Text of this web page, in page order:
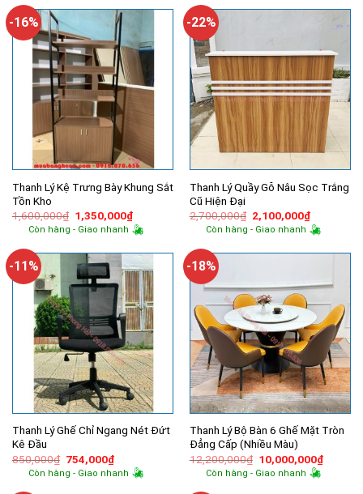
300,000₫.
-16%
Thanh Lý Kệ Trưng Bày Khung Sắt
Tồn Kho
1,600,000₫ Giá
gốc
là:
1,350,000₫Giá
hiện
tại
1,350,000₫.
Còn hàng - Giao nhanh
-22%
Thanh Lý Quầy Gỗ Nâu Sọc Trắng
Cũ Hiện Đại
2,700,000₫ Giá
gốc
là:
2,100,000₫Giá
hiện
tại
Còn hàng - Giao nhanh
-11%
Thanh Lý Ghế Chỉ Ngang Nét Đứt
Kê Đầu
850,000₫ Giá
gốc
là:
754,000₫Giá
hiện
tại
Còn hàng - Giao nhanh
-18%
Thanh Lý Bộ Bàn 6 Ghế Mặt Tròn
Đẳng Cấp (Nhiều Màu)
12,200,000₫ Giá
gốc
là:
10,000,000₫Giá
hiện
Còn hàng - Giao nhanh